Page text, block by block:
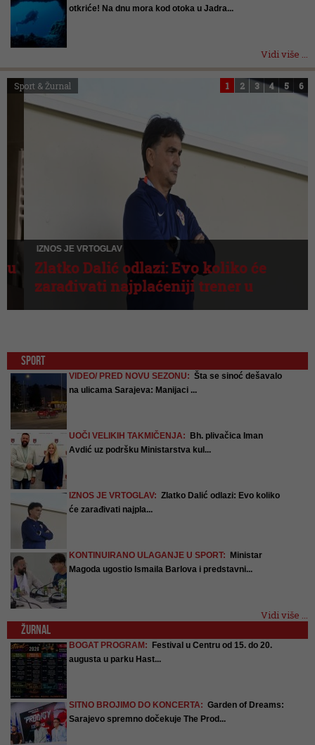
otkriće! Na dnu mora kod otoka u Jadra...
Vidi više ...
1 2 3 4 5 6
Sport & Žurnal
IZNOS JE VRTOGLAV
Zlatko Dalić odlazi: Evo koliko će
zarađivati najplaćeniji trener u
SPORT
VIDEO/ PRED NOVU SEZONU: Šta se sinoć dešavalo
na ulicama Sarajeva: Manijaci ...
UOČI VELIKIH TAKMIČENJA:
Bh. plivačica Iman
Avdić uz podršku Ministarstva kul...
IZNOS JE VRTOGLAV: Zlatko Dalić odlazi: Evo koliko
će zarađivati najpla...
KONTINUIRANO ULAGANJE U SPORT:
Ministar
Magoda ugostio Ismaila Barlova i predstavni...
Vidi više ...
ŽURNAL
BOGAT PROGRAM:
Festival u Centru od 15. do 20.
augusta u parku Hast...
SITNO BROJIMO DO KONCERTA: Garden of Dreams:
Sarajevo spremno dočekuje The Prod...